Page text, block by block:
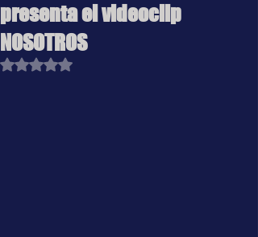
presenta el videoclip
NOSOTROS
Obtuvo NaN de 5 estrellas.